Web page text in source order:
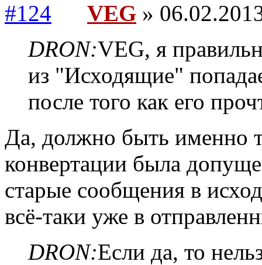
VEG »
DRON:VEG, я
из "Исходящие"
после того как его
Да, должно быть именно
конвертации была
старые сообщения в
всё-таки уже в
DRON:Если да, то